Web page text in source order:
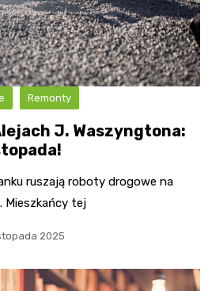
Remonty
J. Waszyngtona:
ruszają roboty drogowe na
Mieszkańcy tej
2025